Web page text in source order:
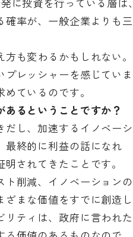
率が、一般企業よりも三
も変わるかもしれない。
レッシャーを感じていま
ているのです。
るということですか？
し、加速するイノベーシ
最終的に利益の話になれ
されてきたことです。
削減、イノベーションの
まな価値をすでに創造し
ティは、政府に言われた